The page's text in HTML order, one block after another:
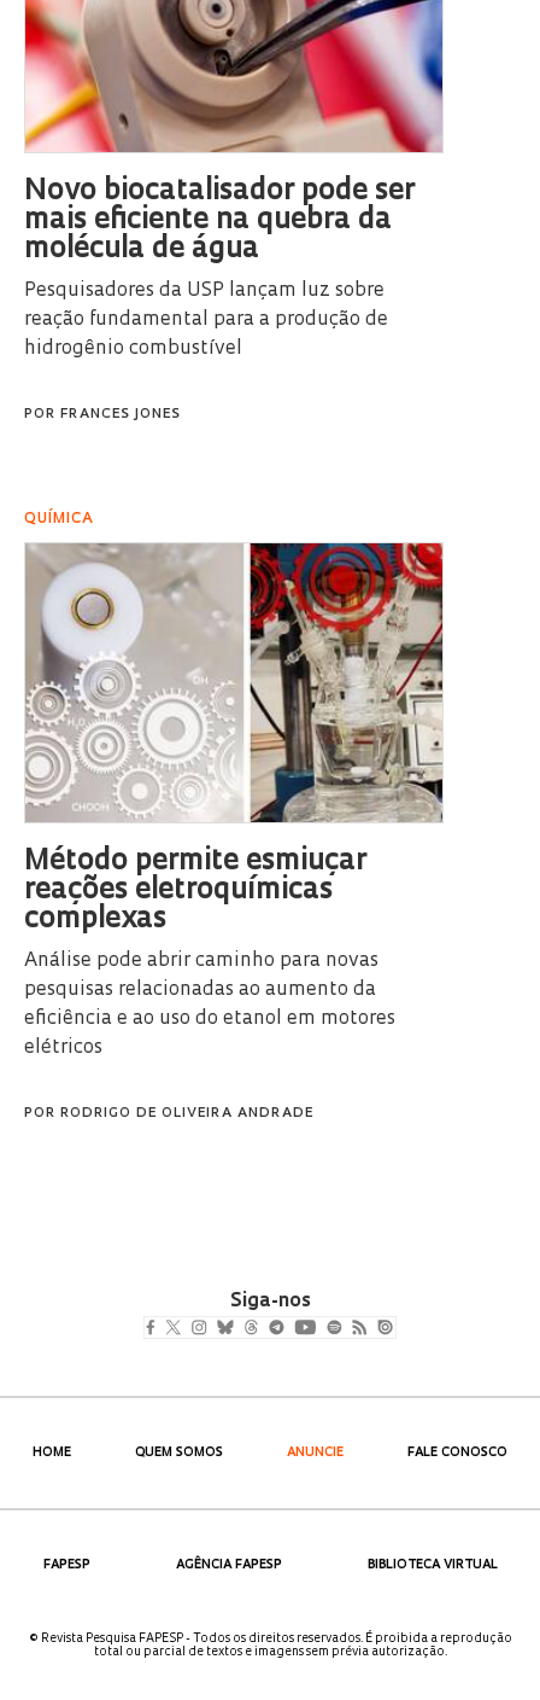
Novo biocatalisador pode ser
mais eficiente na quebra da
molécula de água
Pesquisadores da USP lançam luz sobre
reação fundamental para a produção de
hidrogênio combustível
POR FRANCES JONES
QUÍMICA
Método permite esmiuçar
reações eletroquímicas
complexas
Análise pode abrir caminho para novas
pesquisas relacionadas ao aumento da
eficiência e ao uso do etanol em motores
elétricos
POR RODRIGO DE OLIVEIRA ANDRADE
Siga-nos
HOME QUEM SOMOS ANUNCIE FALE CONOSCO
FAPESP AGÊNCIA FAPESP BIBLIOTECA VIRTUAL
© Revista Pesquisa FAPESP - Todos os direitos reservados. É proibida a reprodução
total ou parcial de textos e imagens sem prévia autorização.